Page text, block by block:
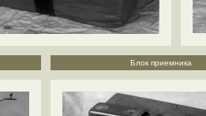
Блок приемника